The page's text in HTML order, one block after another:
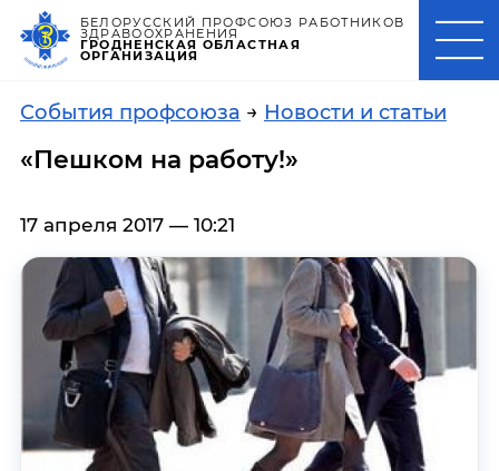
БЕЛОРУССКИЙ ПРОФСОЮЗ РАБОТНИКОВ
ЗДРАВООХРАНЕНИЯ
ГРОДНЕНСКАЯ ОБЛАСТНАЯ
ОРГАНИЗАЦИЯ
События профсоюза → Новости и статьи
«Пешком на работу!»
17 апреля 2017 — 10:21